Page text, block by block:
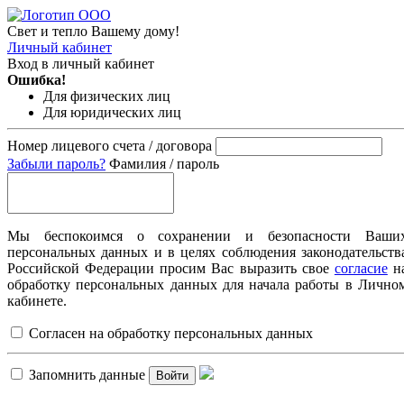
Свет и тепло Вашему дому!
Личный кабинет
Вход в личный кабинет
Ошибка!
Для физических лиц
Для юридических лиц
Номер лицевого счета / договора
Забыли пароль? Фамилия / пароль
Мы беспокоимся о сохранении и безопасности
персональных данных и в целях соблюдения
Российской Федерации просим Вас выразить свое согласие
обработку персональных данных для начала работы в
кабинете.
Согласен на обработку персональных данных
Запомнить данные Войти